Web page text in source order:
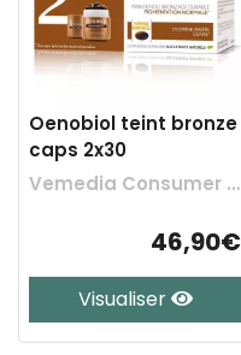
Oenobiol teint bronze
caps 2x30
Vemedia Consumer Health Belgium
46,90€
Visualiser